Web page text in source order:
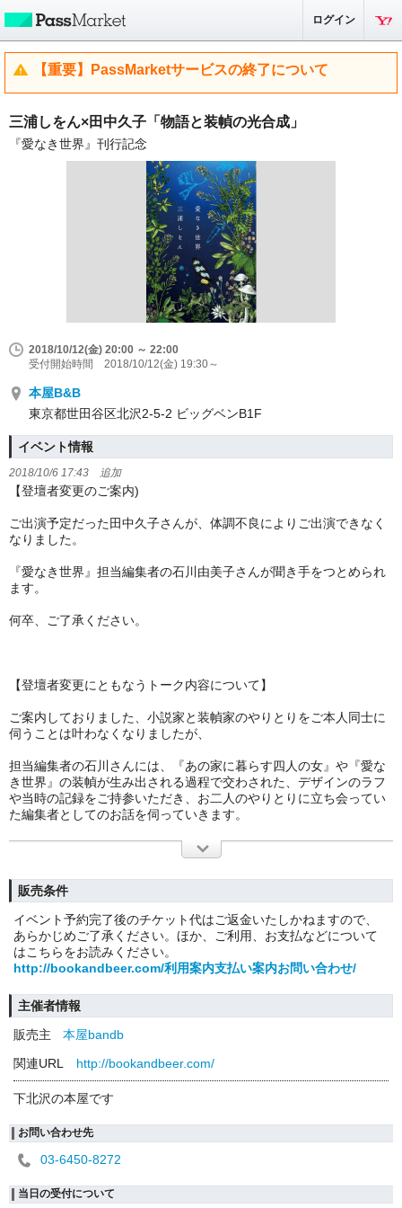
ログイン
【重要】PassMarketサービスの終了について
三浦しをん×田中久子「物語と装幀の光合成」
『愛なき世界』刊行記念
2018/10/12(金) 20:00 ～ 22:00
受付開始時間 2018/10/12(金) 19:30～
本屋B&B
東京都世田谷区北沢2-5-2 ビッグベンB1F
イベント情報
2018/10/6 17:43 追加
【登壇者変更のご案内)
ご出演予定だった田中久子さんが、体調不良によりご出演できなく
なりました。
『愛なき世界』担当編集者の石川由美子さんが聞き手をつとめられ
ます。
何卒、ご了承ください。
【登壇者変更にともなうトーク内容について】
ご案内しておりました、小説家と装幀家のやりとりをご本人同士に
伺うことは叶わなくなりましたが、
担当編集者の石川さんには、『あの家に暮らす四人の女』や『愛な
き世界』の装幀が生み出される過程で交わされた、デザインのラフ
や当時の記録をご持参いただき、お二人のやりとりに立ち会ってい
た編集者としてのお話を伺っていきます。
販売条件
イベント予約完了後のチケット代はご返金いたしかねますので、
あらかじめご了承ください。ほか、ご利用、お支払などについて
はこちらをお読みください。
http://bookandbeer.com/利用案内支払い案内お問い合わせ/
主催者情報
販売主
本屋bandb
関連URL
http://bookandbeer.com/
下北沢の本屋です
お問い合わせ先
03-6450-8272
当日の受付について